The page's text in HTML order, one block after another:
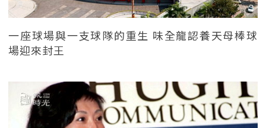
一座球場與一支球隊的重生 味全龍認養天母棒球
場迎來封王